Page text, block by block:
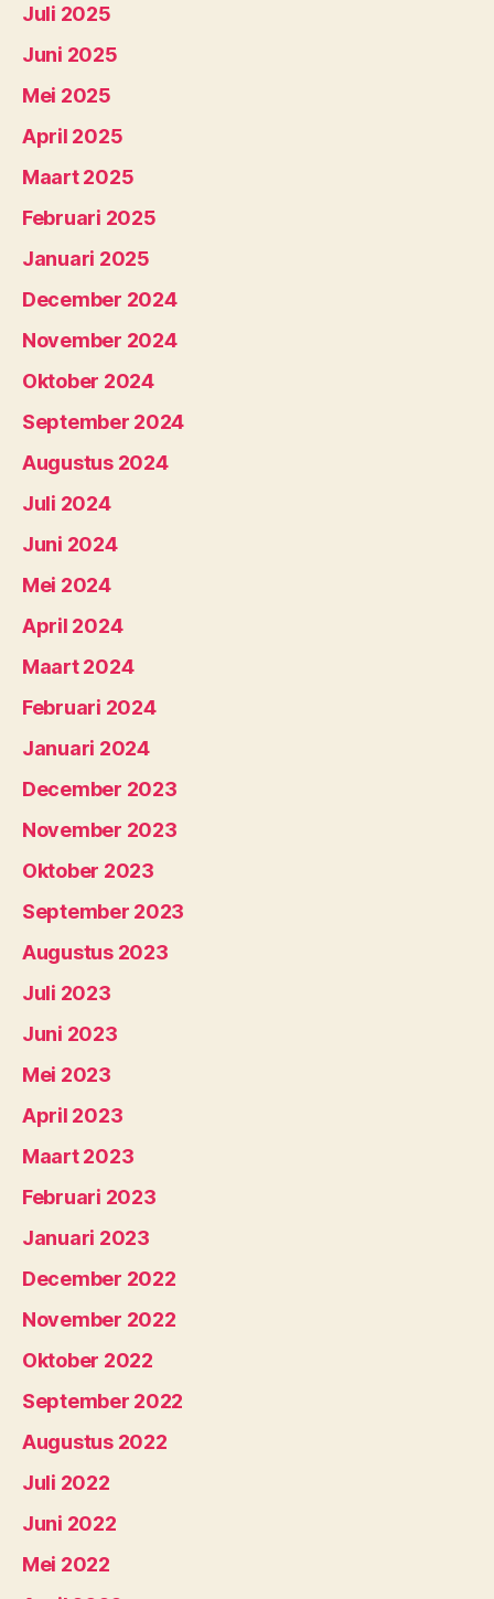
Juli 2025
Juni 2025
Mei 2025
April 2025
Maart 2025
Februari 2025
Januari 2025
December 2024
November 2024
Oktober 2024
September 2024
Augustus 2024
Juli 2024
Juni 2024
Mei 2024
April 2024
Maart 2024
Februari 2024
Januari 2024
December 2023
November 2023
Oktober 2023
September 2023
Augustus 2023
Juli 2023
Juni 2023
Mei 2023
April 2023
Maart 2023
Februari 2023
Januari 2023
December 2022
November 2022
Oktober 2022
September 2022
Augustus 2022
Juli 2022
Juni 2022
Mei 2022